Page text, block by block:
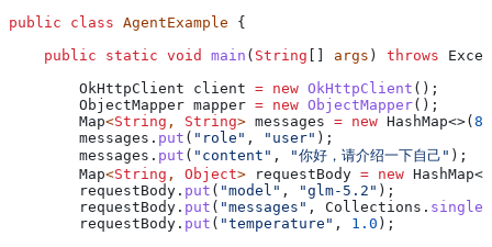
public class AgentExample {
    public
static void main ( String args ) throws
        OkHttpClient
client = new OkHttpClient ();
        ObjectMapper
mapper = new ObjectMapper();
        Map
<String , String> messages = new HashMap<>( 8
        messages
. put ( "role" , "user" );
        messages
. put ( "content" , "你好，请介绍一下自己" );
        Map
<String , Object> requestBody = new HashMap
        requestBody
. put ( "model" , "glm-5.2" );
        requestBody
. put ( "messages" , Collections .
        requestBody
. put ( "temperature" , 1.0 );